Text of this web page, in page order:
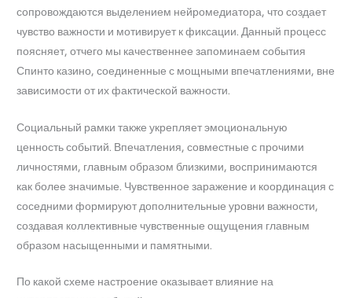
сопровождаются выделением нейромедиатора, что создает
чувство важности и мотивирует к фиксации. Данный процесс
поясняет, отчего мы качественнее запоминаем события
Спинто казино, соединенные с мощными впечатлениями, вне
зависимости от их фактической важности.
Социальный рамки также укрепляет эмоциональную
ценность событий. Впечатления, совместные с прочими
личностями, главным образом близкими, воспринимаются
как более значимые. Чувственное заражение и координация с
соседними формируют дополнительные уровни важности,
создавая коллективные чувственные ощущения главным
образом насыщенными и памятными.
По какой схеме настроение оказывает влияние на